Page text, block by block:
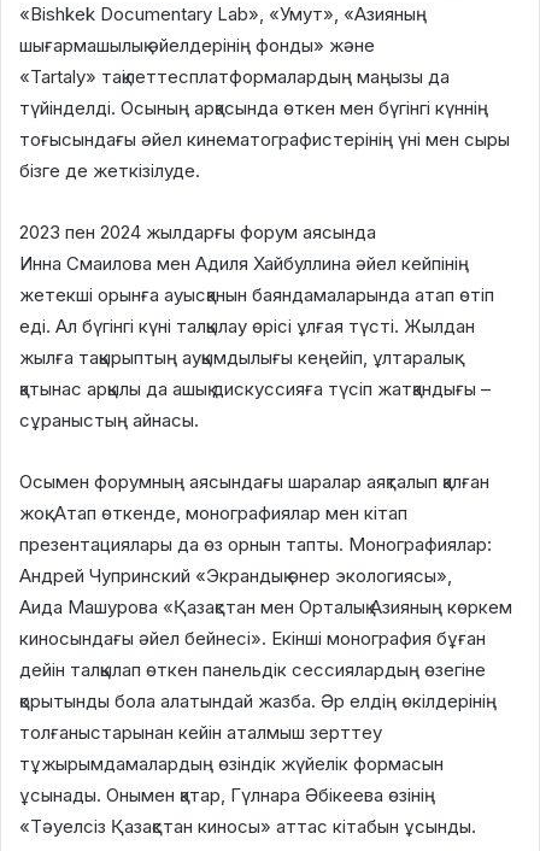
«Bishkek Documentary Lab», «Умут», «Азияның
шығармашылық әйелдерінің фонды» және
«Tartaly» тақілеттесплатформалардың маңызы да
түйінделді. Осының арқасында өткен мен бүгінгі күннің
тоғысындағы әйел кинематографистерінің үні мен сыры
бізге де жеткізілуде.
2023 пен 2024 жылдарғы форум аясында
Инна Смаилова мен Адиля Хайбуллина әйел кейпінің
жетекші орынға ауысқанын баяндамаларында атап өтіп
еді. Ал бүгінгі күні талқылау өрісі ұлғая түсті. Жылдан
жылға тақырыптың ауқымдылығы кеңейіп, ұлтаралық
қатынас арқылы да ашық дискуссияға түсіп жатқандығы –
сұраныстың айнасы.
Осымен форумның аясындағы шаралар аяқталып қалған
жоқ. Атап өткенде, монографиялар мен кітап
презентациялары да өз орнын тапты. Монографиялар:
Андрей Чупринский «Экрандық өнер экологиясы»,
Аида Машурова «Қазақстан мен Орталық Азияның көркем
киносындағы әйел бейнесі». Екінші монография бұған
дейін талқылап өткен панельдік сессиялардың өзегіне
қорытынды бола алатындай жазба. Әр елдің өкілдерінің
толғаныстарынан кейін аталмыш зерттеу
тұжырымдамалардың өзіндік жүйелік формасын
ұсынады. Онымен қатар, Гүлнара Әбікеева өзінің
«Тәуелсіз Қазақстан киносы» аттас кітабын ұсынды.